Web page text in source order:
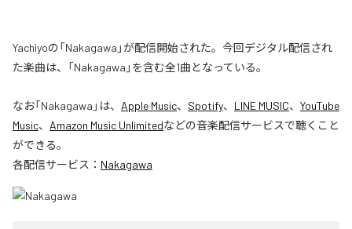
Yachiyoの「Nakagawa」が配信開始された。今回デジタル配信され
た楽曲は、「Nakagawa」を含む全1曲となっている。
なお「Nakagawa 」は、 Apple Music、 Spotify、 LINE MUSIC、 YouTube
Music、 Amazon Music Unlimitedなどの音楽配信サービスで聴くこと
ができる。
各配信サービス： Nakagawa